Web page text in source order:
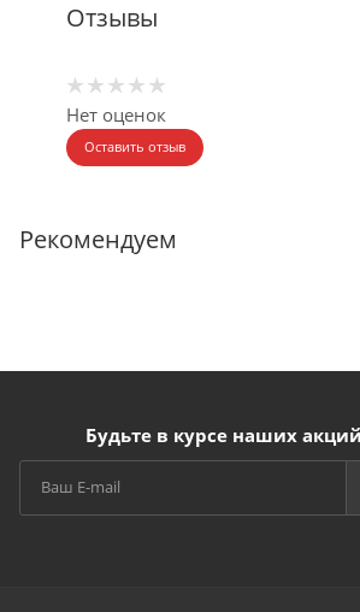
Отзывы
Нет оценок
Оставить отзыв
Рекомендуем
Будьте в курсе наших